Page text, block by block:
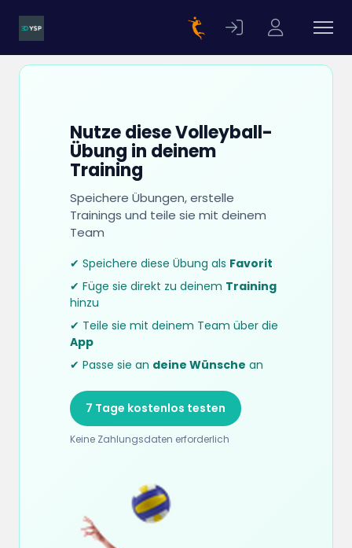
Nutze diese Volleyball-
Übung in deinem
Training
Speichere Übungen, erstelle
Trainings und teile sie mit deinem
Team
✔ Speichere diese Übung als Favorit
✔ Füge sie direkt zu deinem Training
hinzu
✔ Teile sie mit deinem Team über die
App
✔ Passe sie an deine Wünsche an
7 Tage kostenlos testen
Keine Zahlungsdaten erforderlich